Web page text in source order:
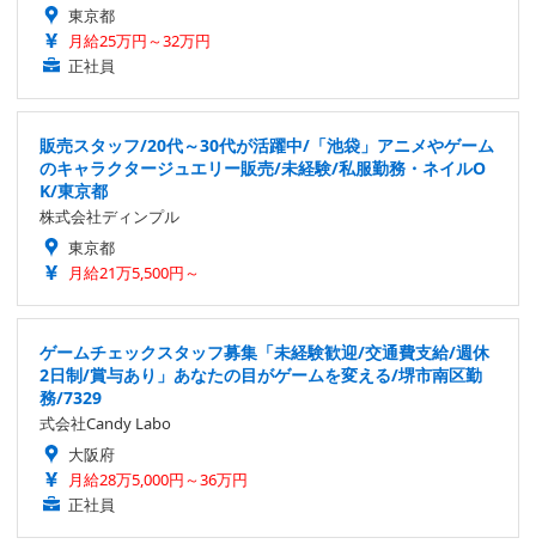
東京都
月給25万円～32万円
正社員
販売スタッフ/20代～30代が活躍中/「池袋」アニメやゲーム
のキャラクタージュエリー販売/未経験/私服勤務・ネイルO
K/東京都
株式会社ディンプル
東京都
月給21万5,500円～
ゲームチェックスタッフ募集「未経験歓迎/交通費支給/週休
2日制/賞与あり」あなたの目がゲームを変える/堺市南区勤
務/7329
式会社Candy Labo
大阪府
月給28万5,000円～36万円
正社員